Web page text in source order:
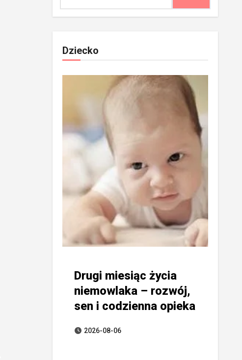
Dziecko
Drugi miesiąc życia
niemowlaka – rozwój,
sen i codzienna opieka
2026-08-06